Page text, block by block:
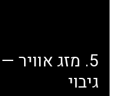
5. מזג אוויר
גיבוי